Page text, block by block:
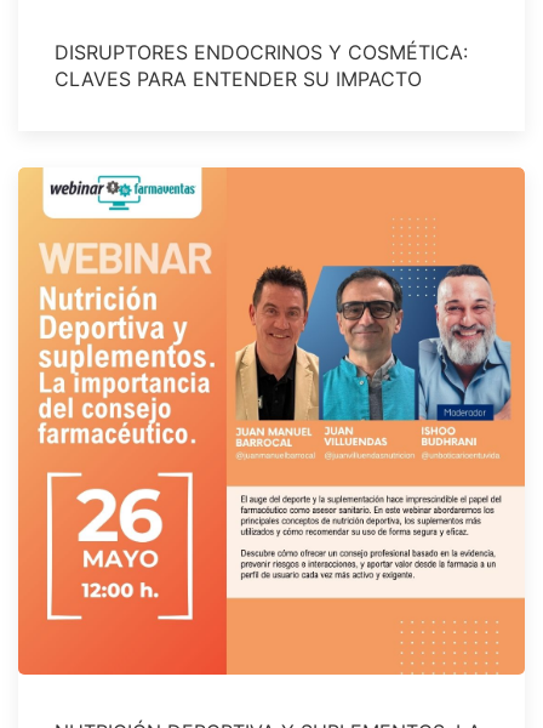
DISRUPTORES ENDOCRINOS Y COSMÉTICA:
CLAVES PARA ENTENDER SU IMPACTO